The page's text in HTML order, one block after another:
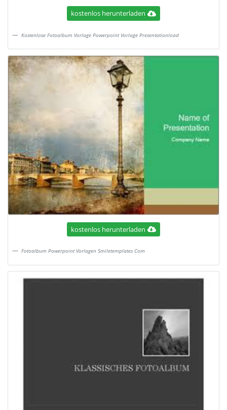
kostenlos herunterladen
Kostenlose Fotoalbum Vorlage Powerpoint Vorlage Presentationload
kostenlos herunterladen
Fotoalbum Powerpoint Vorlagen Smiletemplates Com